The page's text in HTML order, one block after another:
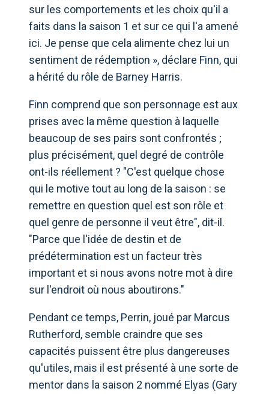
sur les comportements et les choix qu'il a
faits dans la saison 1 et sur ce qui l'a amené
ici. Je pense que cela alimente chez lui un
sentiment de rédemption », déclare Finn, qui
a hérité du rôle de Barney Harris.
Finn comprend que son personnage est aux
prises avec la même question à laquelle
beaucoup de ses pairs sont confrontés ;
plus précisément, quel degré de contrôle
ont-ils réellement ? "C'est quelque chose
qui le motive tout au long de la saison : se
remettre en question quel est son rôle et
quel genre de personne il veut être", dit-il.
"Parce que l'idée de destin et de
prédétermination est un facteur très
important et si nous avons notre mot à dire
sur l'endroit où nous aboutirons."
Pendant ce temps, Perrin, joué par Marcus
Rutherford, semble craindre que ses
capacités puissent être plus dangereuses
qu'utiles, mais il est présenté à une sorte de
mentor dans la saison 2 nommé Elyas (Gary